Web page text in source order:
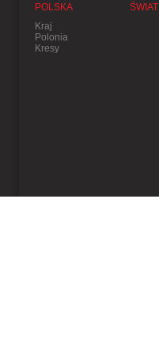
POLSKA
Kraj
Polonia
Kresy
ŚWIAT